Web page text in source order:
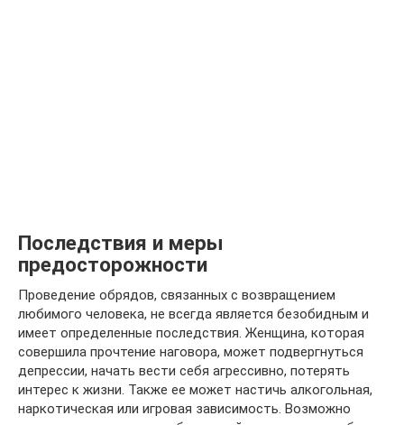
Последствия и меры
предосторожности
Проведение обрядов, связанных с возвращением
любимого человека, не всегда является безобидным и
имеет определенные последствия. Женщина, которая
совершила прочтение наговора, может подвергнуться
депрессии, начать вести себя агрессивно, потерять
интерес к жизни. Также ее может настичь алкогольная,
наркотическая или игровая зависимость. Возможно